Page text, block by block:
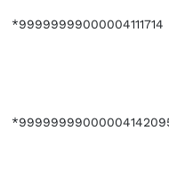
*99999999000004111714